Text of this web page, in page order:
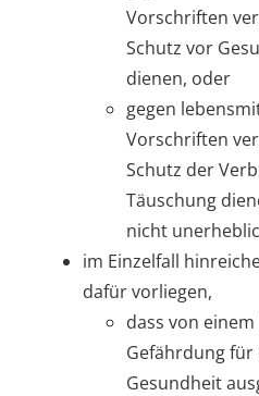
Vorschriften
Schutz vor
dienen, oder
gegen
Vorschriften
Schutz der
Täuschung
nicht
im Einzelfall
dafür vorliegen,
dass von
Gefährdung für
Gesundheit